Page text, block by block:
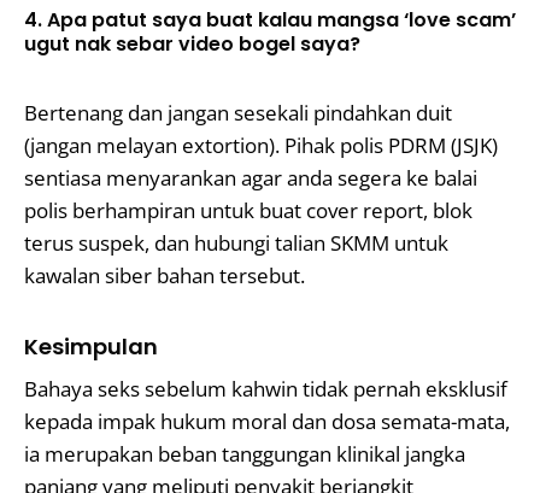
4. Apa patut saya buat kalau mangsa ‘love scam’
ugut nak sebar video bogel saya?
Bertenang dan jangan sesekali pindahkan duit
(jangan melayan extortion). Pihak polis PDRM (JSJK)
sentiasa menyarankan agar anda segera ke balai
polis berhampiran untuk buat cover report, blok
terus suspek, dan hubungi talian SKMM untuk
kawalan siber bahan tersebut.
Kesimpulan
Bahaya seks sebelum kahwin tidak pernah eksklusif
kepada impak hukum moral dan dosa semata-mata,
ia merupakan beban tanggungan klinikal jangka
panjang yang meliputi penyakit berjangkit